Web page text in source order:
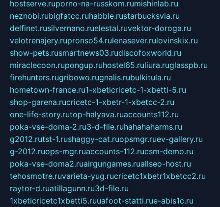
hostserve.ruporno-na-russkom.rumishinlab.ru
neznobi.rubigfatcc.ruhabble.rustarbucksvia.ru
delfinet.rusilvernano.ruelestal.ruvektor-doroga.ru
velotrenajery.rupronso54.rulenasever.rulovinskix.ru
show-pets.rusmartnews03.rudiscofoxworld.ru
miraclecoon.rupongup.ruhostel65.ruliura.ruglasspb.ru
firehunters.rugribowo.rugnalis.rubulkitula.ru
hometown-france.ru1-xbeticricetc-1-xbetti-5.ru
shop-garena.rucricetc-1-xbetr-1-xbetcc-2.ru
one-life-story.rutop-halyava.ruaccounts112.ru
poka-vse-doma-2.ru3-d-file.ruhahahaharms.ru
g2012.rutst-1.rushaggy-cat.ruopsmgr.ruev-gallery.ru
g-2012.ruops-mgr.ruaccounts-112.rucsm-demo.ru
poka-vse-doma2.ruairgungames.ruallseo-host.ru
tehosmotre.ruvarieta-yug.rucricetc1xbetr1xbetcc2.ru
raytor-d.ruatillagunn.ru3d-file.ru
1xbeticricetc1xbetti5.ruuafoot-statti.rue-abis1c.ru